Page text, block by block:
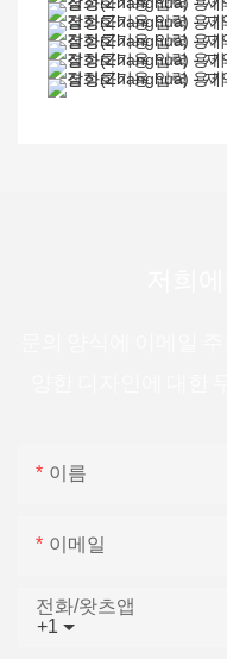
이름
이메일
+1
전화/왓츠앱